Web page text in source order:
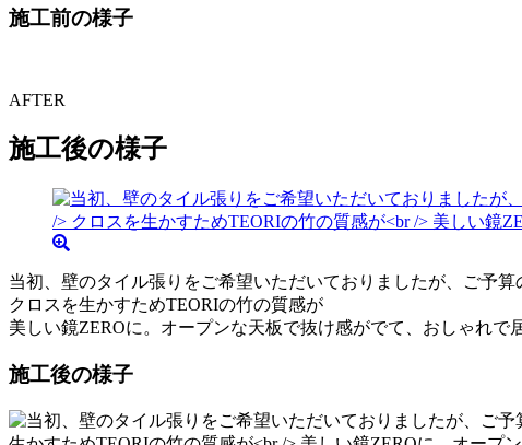
施工前の様子
AFTER
施工後の様子
当初、壁のタイル張りをご希望いただいておりましたが、ご予
クロスを生かすためTEORIの竹の質感が
美しい鏡ZEROに。オープンな天板で抜け感がでて、おしゃれで
施工後の様子